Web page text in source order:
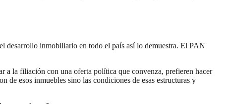
desarrollo inmobiliario en todo el país así lo demuestra. El PAN
a la filiación con una oferta política que convenza, prefieren hacer
de esos inmuebles sino las condiciones de esas estructuras y